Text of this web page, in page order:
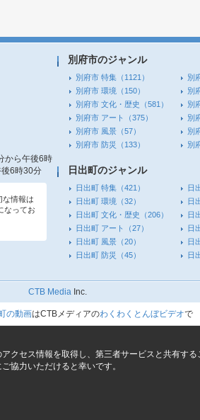
から午後6時
後6時30分
な情報は
なってお
別府市のジャンル
別府市 特集 （1121） 別
別府市 環境 （150） 別
別府市 文化・歴史 （581） 別
別府市 アート
（375） 別
別府市 風景 （57） 別
別府市 防災
（133） 別
日出町のジャンル
日出町 特集 （421） 日
日出町 環境 （32） 日
日出町 文化・歴史 （206） 日
日出町 アート
（27） 日
日出町 風景 （20） 日
日出町 防災
（45） 日
CTB MediaInc.
の動画はCTBメディアのわくわくとんぼビデオで
クセス情報を取得し、第三者サービスと共有する
協力いただけると幸いです。